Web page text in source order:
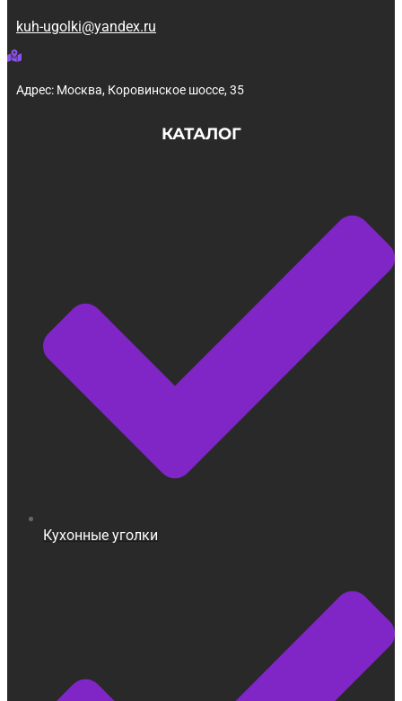
kuh-ugolki@yandex.ru
Адрес: Москва, Коровинское шоссе, 35
КАТАЛОГ
Кухонные уголки